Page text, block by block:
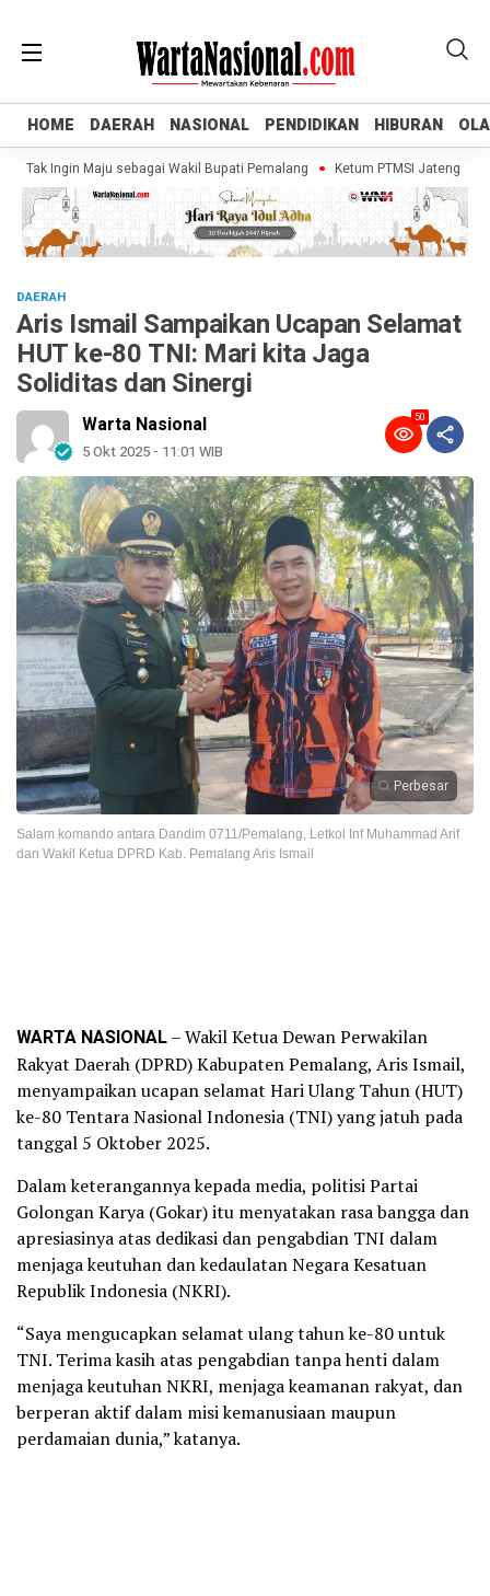
HOME DAERAH NASIONAL PENDIDIKAN HIBURAN
HOME DAERAH NASIONAL PENDIDIKAN HIBURAN
Ingin Maju sebagai Wakil Bupati Pemalang Ketum PTMSI Jateng Tinjau
DAERAH
Aris Ismail Sampaikan Ucapan Selamat
HUT ke-80 TNI: Mari kita Jaga
Soliditas dan Sinergi
Warta Nasional
5 Okt 2025 - 11:01 WIB
50
Perbesar
Salam komando antara Dandim 0711/Pemalang, Letkol Inf Muhammad Arif
dan Wakil Ketua DPRD Kab. Pemalang Aris Ismail
WARTA NASIONAL– Wakil Ketua Dewan Perwakilan
Rakyat Daerah (DPRD) Kabupaten Pemalang, Aris Ismail,
menyampaikan ucapan selamat Hari Ulang Tahun (HUT)
ke-80 Tentara Nasional Indonesia (TNI) yang jatuh pada
tanggal 5 Oktober 2025.
Dalam keterangannya kepada media, politisi Partai
Golongan Karya (Gokar) itu menyatakan rasa bangga dan
apresiasinya atas dedikasi dan pengabdian TNI dalam
menjaga keutuhan dan kedaulatan Negara Kesatuan
Republik Indonesia (NKRI).
“Saya mengucapkan selamat ulang tahun ke-80 untuk
TNI. Terima kasih atas pengabdian tanpa henti dalam
menjaga keutuhan NKRI, menjaga keamanan rakyat, dan
berperan aktif dalam misi kemanusiaan maupun
perdamaian dunia,” katanya.